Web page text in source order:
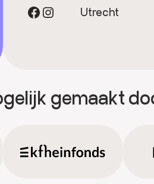
Facebook Instagram Utrecht
gemaakt